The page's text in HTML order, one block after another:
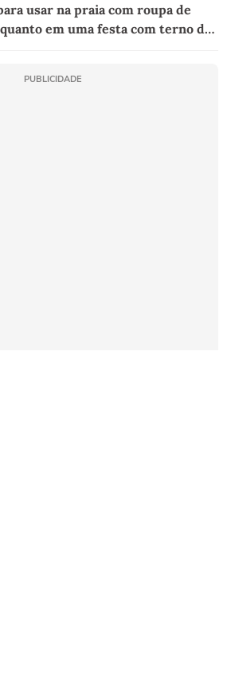
usar na praia com roupa de
em uma festa com terno de
PUBLICIDADE